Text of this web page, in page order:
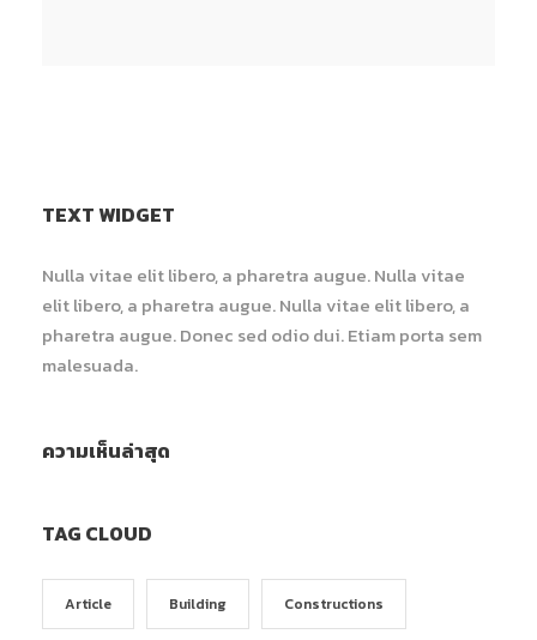
TEXT WIDGET
Nulla vitae elit libero, a pharetra augue. Nulla vitae
elit libero, a pharetra augue. Nulla vitae elit libero, a
pharetra augue. Donec sed odio dui. Etiam porta sem
malesuada.
ความเห็นล่าสุด
TAG CLOUD
Article Building Constructions